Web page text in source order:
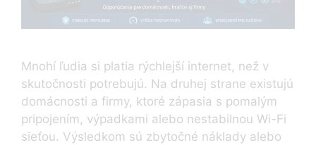
Mnohí ľudia si platia rýchlejší internet, než v
skutočnosti potrebujú. Na druhej strane existujú
domácnosti a firmy, ktoré zápasia s pomalým
pripojením, výpadkami alebo nestabilnou Wi-Fi
sieťou. Výsledkom sú zbytočné náklady alebo